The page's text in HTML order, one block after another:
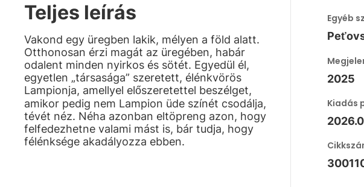
Teljes leírás
Vakond egy üregben lakik, mélyen a föld alatt.
Otthonosan érzi magát az üregében, habár
odalent minden nyirkos és sötét. Egyedül él,
egyetlen „társasága” szeretett, élénkvörös
Lampionja, amellyel előszeretettel beszélget,
amikor pedig nem Lampion üde színét csodálja,
tévét néz. Néha azonban eltöpreng azon, hogy
felfedezhetne valami mást is, bár tudja, hogy
félénksége akadályozza ebben.
Egyéb
2025
Kiadás